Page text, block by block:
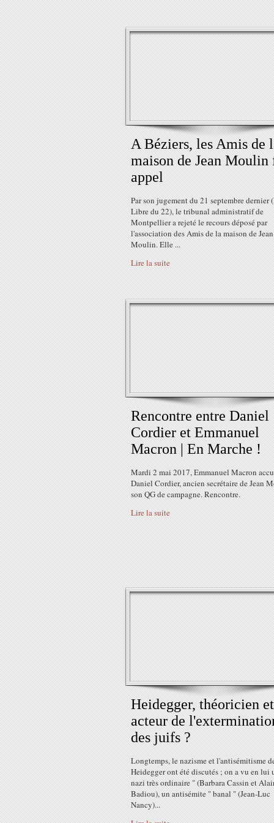
A Béziers, les Amis de
maison de Jean Moulin
appel
Par son jugement du 21 septembre dernier
Libre du 22), le tribunal administratif de
Montpellier a rejeté le recours déposé par
l'association des Amis de la maison de Jean
Moulin. Elle ...
Lire la suite
Rencontre entre Daniel
Cordier et Emmanuel
Macron | En Marche !
Mardi 2 mai 2017, Emmanuel Macron
Daniel Cordier, ancien secrétaire de Jean
son QG de campagne. Rencontre.
Lire la suite
Heidegger, théoricien et
acteur de
des juifs ?
Longtemps, le nazisme et l'antisémitisme
Heidegger ont été discutés ; on a vu en lui
nazi très ordinaire " (Barbara Cassin et
Badiou), un antisémite " banal " (Jean‑Luc
Nancy)...